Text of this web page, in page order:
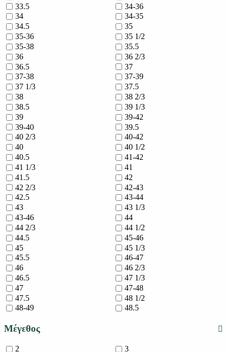
33.5
34-36
34
34-35
34.5
35
35-36
35 1/2
35-38
35.5
36
36 2/3
36.5
37
37-38
37-39
37 1/3
37.5
38
38 2/3
38.5
39 1/3
39
39-42
39-40
39.5
40 2/3
40-42
40
40 1/2
40.5
41-42
41 1/3
41
41.5
42
42 2/3
42-43
42.5
43-44
43
43 1/3
43-46
44
44 2/3
44 1/2
44.5
45-46
45
45 1/3
45.5
46-47
46
46 2/3
46.5
47 1/3
47
47-48
47.5
48 1/2
48-49
48.5
Μέγεθος
2
3